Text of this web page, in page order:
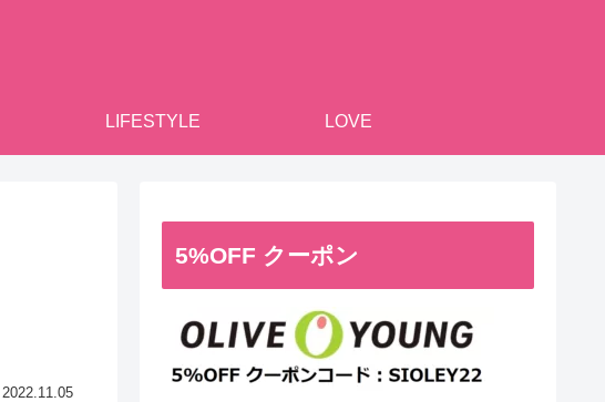
LIFESTYLE LOVE
2022.11.05
5%OFF クーポン